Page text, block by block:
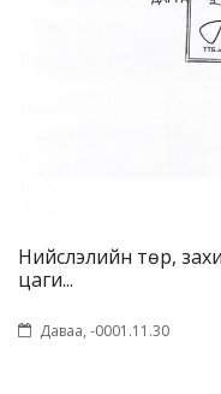
Нийслэлийн төр,
цаги...
Даваа, -0001.11.30